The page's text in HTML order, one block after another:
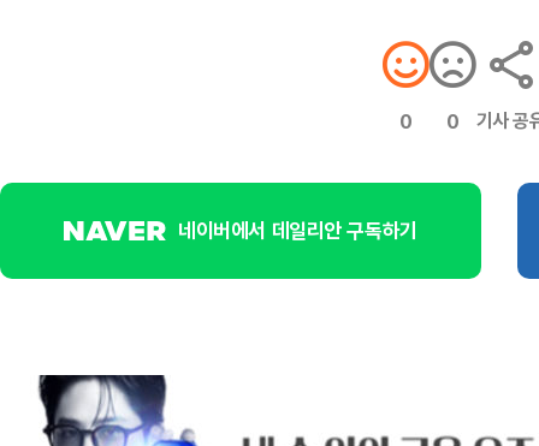
0 0 기사 공
네이버에서 데일리안 구독하기